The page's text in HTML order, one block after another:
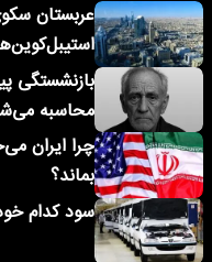
عربستان
بازنشستگی
محاسبه
چرا ایران
بماند؟
سود کدام